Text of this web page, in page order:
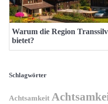
Warum die Region
bietet?
Schlagwörter
Achtsamkeit